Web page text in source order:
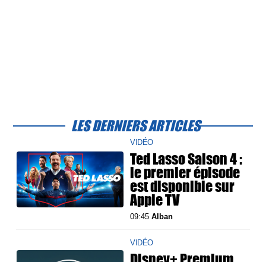
LES DERNIERS ARTICLES
VIDÉO
Ted Lasso Saison 4 :
le premier épisode
est disponible sur
Apple TV
09:45Alban
VIDÉO